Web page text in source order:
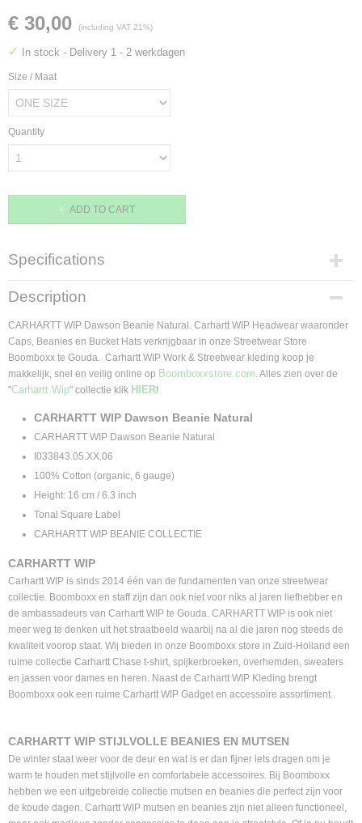
€ 30,00 (including VAT 21%)
✓ In stock - Delivery 1 - 2 werkdagen
Size / Maat
Quantity
ADD TO CART
Specifications
Supplier product code
I033843.05.XX.06
Description
CARHARTT WIP Dawson Beanie Natural. Carhartt WIP Headwear waaronder
Caps, Beanies en Bucket Hats verkrijgbaar in onze Streetwear Store
Boomboxx te Gouda. Carhartt WIP Work & Streetwear kleding koop je
makkelijk, snel en veilig online op Boomboxxstore.com. Alles zien over de
"Carhartt Wip" collectie klik HIER!
CARHARTT WIP Dawson Beanie Natural
CARHARTT WIP Dawson Beanie Natural
I033843.05.XX.06
100% Cotton (organic, 6 gauge)
Height: 16 cm / 6.3 inch
Tonal Square Label
CARHARTT WIP BEANIE COLLECTIE
CARHARTT WIP
Carhartt WIP is sinds 2014 één van de fundamenten van onze streetwear
collectie. Boomboxx en staff zijn dan ook niet voor niks al jaren liefhebber en
de ambassadeurs van Carhartt WIP te Gouda. CARHARTT WIP is ook niet
meer weg te denken uit het straatbeeld waarbij na al die jaren nog steeds de
kwaliteit voorop staat. Wij bieden in onze Boomboxx store in Zuid-Holland een
ruime collectie Carhartt Chase t-shirt, spijkerbroeken, overhemden, sweaters
en jassen voor dames en heren. Naast de Carhartt WIP Kleding brengt
Boomboxx ook een ruime Carhartt WIP Gadget en accessoire assortiment.
CARHARTT WIP STIJLVOLLE BEANIES EN MUTSEN
De winter staat weer voor de deur en wat is er dan fijner iets dragen om je
warm te houden met stijlvolle en comfortabele accessoires. Bij Boomboxx
hebben we een uitgebreide collectie mutsen en beanies die perfect zijn voor
de koude dagen. Carhartt WIP mutsen en beanies zijn niet alleen functioneel,